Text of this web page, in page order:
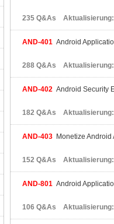
235 Q&As
AND-401 Android
288 Q&As
AND-402 Android Security
182 Q&As
AND-403 Monetize Android
152 Q&As
AND-801 Android
106 Q&As